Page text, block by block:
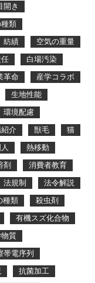
開き
類
紡績
空気の重量
白場汚染
革命
産学コラボ
生地性能
環境配慮
介 獣毛
猫
熱移動
剤
消費者教育
法規制
法令解説
種類
殺虫剤
有機スズ化合物
質
帯電序列
抗菌加工